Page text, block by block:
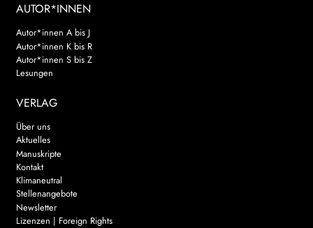
AUTOR*INNEN
Autor*innen A bis J
Autor*innen K bis R
Autor*innen S bis Z
Lesungen
VERLAG
Über uns
Aktuelles
Manuskripte
Kontakt
Klimaneutral
Stellenangebote
Newsletter
Lizenzen | Foreign Rights